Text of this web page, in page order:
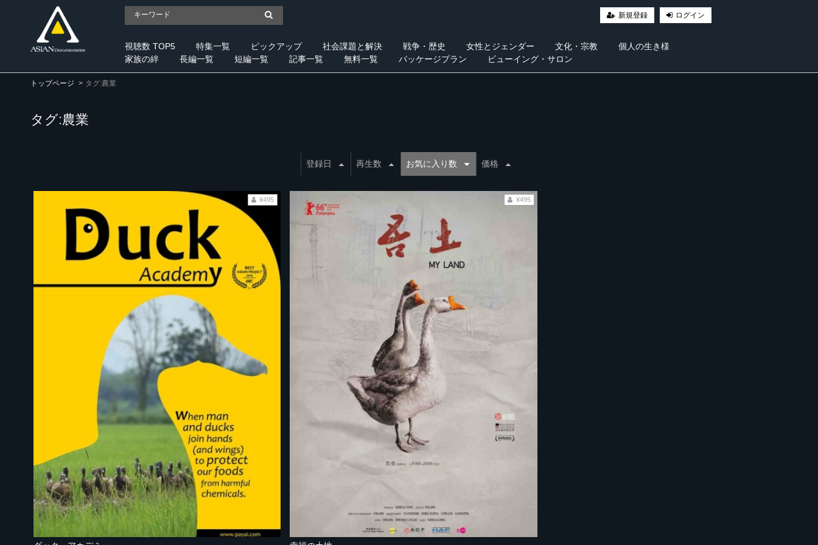
新規登録 ログイン
視聴数 TOP5 特集一覧 ピックアップ 社会課題と解決 戦争・歴史 女性とジェンダー 文化・宗教
個人の生き様
家族の絆
長編一覧 短編一覧 記事一覧 無料一覧 パッケージプラン ビューイング・サロン
トップページ タグ:農業
タグ:農業
登録日 再生数 お気に入り数 価格
¥495 ¥495